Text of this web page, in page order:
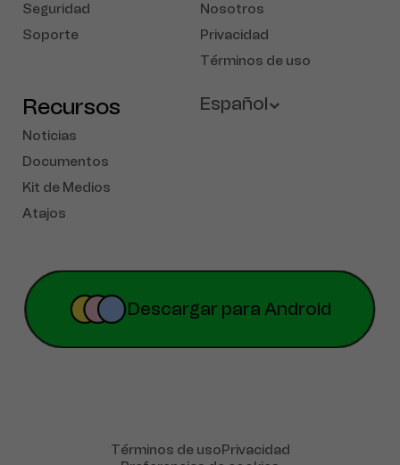
Seguridad
Soporte
Nosotros
Privacidad
Términos de uso
Recursos
Noticias
Documentos
Kit de Medios
Atajos
Español
Portuguese
简体中文
Русский
Descargar para Android
Términos de usoPrivacidad